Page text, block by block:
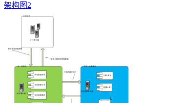
架构图2